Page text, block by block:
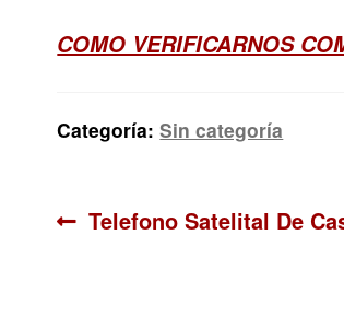
COMO VERIFICARNOS
Categoría:Sin categoría
Navegación
Anterior:
Telefono Satelital De